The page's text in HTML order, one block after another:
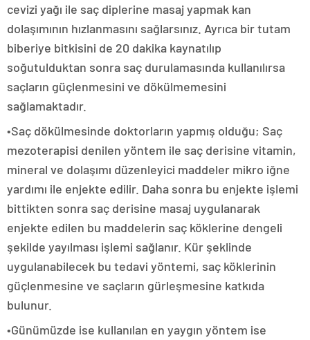
cevizi yağı ile saç diplerine masaj yapmak kan
dolaşımının hızlanmasını sağlarsınız. Ayrıca bir tutam
biberiye bitkisini de 20 dakika kaynatılıp
soğutulduktan sonra saç durulamasında kullanılırsa
saçların güçlenmesini ve dökülmemesini
sağlamaktadır.
•Saç dökülmesinde doktorların yapmış olduğu; Saç
mezoterapisi denilen yöntem ile saç derisine vitamin,
mineral ve dolaşımı düzenleyici maddeler mikro iğne
yardımı ile enjekte edilir. Daha sonra bu enjekte işlemi
bittikten sonra saç derisine masaj uygulanarak
enjekte edilen bu maddelerin saç köklerine dengeli
şekilde yayılması işlemi sağlanır. Kür şeklinde
uygulanabilecek bu tedavi yöntemi, saç köklerinin
güçlenmesine ve saçların gürleşmesine katkıda
bulunur.
•Günümüzde ise kullanılan en yaygın yöntem ise